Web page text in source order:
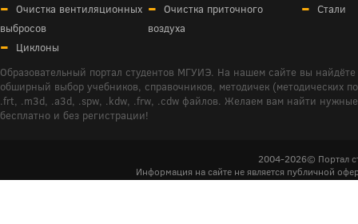
Очистка вентиляционных
выбросов
Очистка приточного
воздуха
Циклоны
Стали
Образовательный портал студентов МГУИЭ. На нашем сайте вы
обширный выбор учебников, справочников, методичек (методических
.frt, .m3d, .a3d, .spw, .kdw, .frw, .cdw файлов. Желаем вам найти
бесплатно и без регистрации!
2004-2026© Портал
Информация на сайте не является публичной